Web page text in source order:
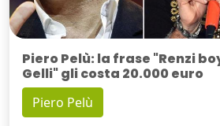
Piero Pelù: la frase "Renzi
Gelli" gli costa 20.000 euro
Piero Pelù